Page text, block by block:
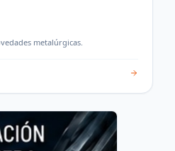
metalúrgicas.